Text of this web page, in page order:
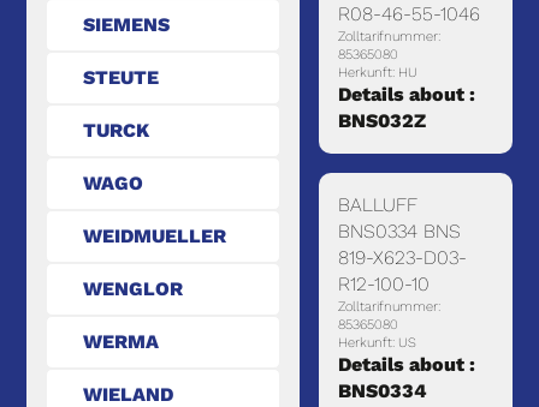
SIEMENS
STEUTE
TURCK
WAGO
WEIDMUELLER
WENGLOR
WERMA
WIELAND
R08-46-55-1046
Zolltarifnummer:
85365080
Herkunft: HU
Details about :
BNS032Z
BALLUFF
BNS0334 BNS
819-X623-D03-
R12-100-10
Zolltarifnummer:
85365080
Herkunft: US
Details about :
BNS0334